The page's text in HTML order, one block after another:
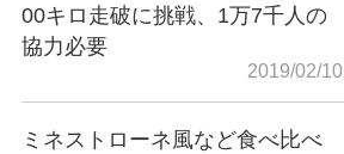
00キロ走破に挑戦、1万7千人の
協力必要
2019/02/10
ミネストローネ風など食べ比べ